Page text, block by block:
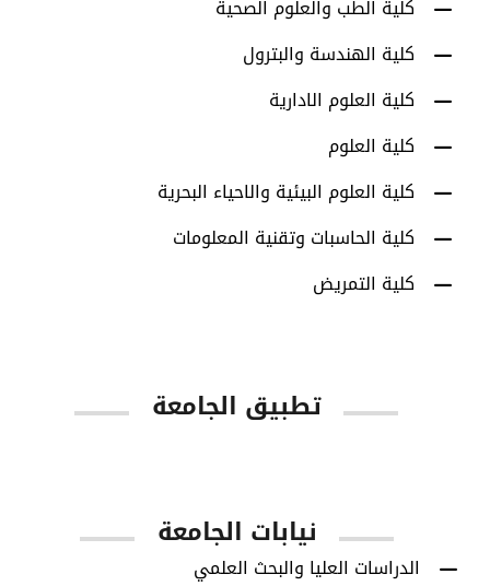
كلية الطب والعلوم الصحية
كلية الهندسة والبترول
كلية العلوم الادارية
كلية العلوم
كلية العلوم البيئية والاحياء البحرية
كلية الحاسبات وتقنية المعلومات
كلية التمريض
تطبيق الجامعة
نيابات الجامعة
الدراسات العليا والبحث العلمي